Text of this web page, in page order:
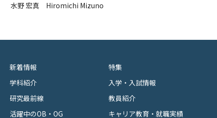
水野 宏真 Hiromichi Mizuno
新着情報
特集
学科紹介
入学・入試情報
研究最前線
教員紹介
活躍中のOB・OG
キャリア教育・就職実績